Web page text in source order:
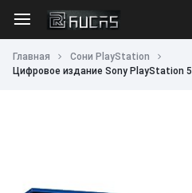
Главная
Сони PlayStation
Цифровое издание Sony PlayStation 5